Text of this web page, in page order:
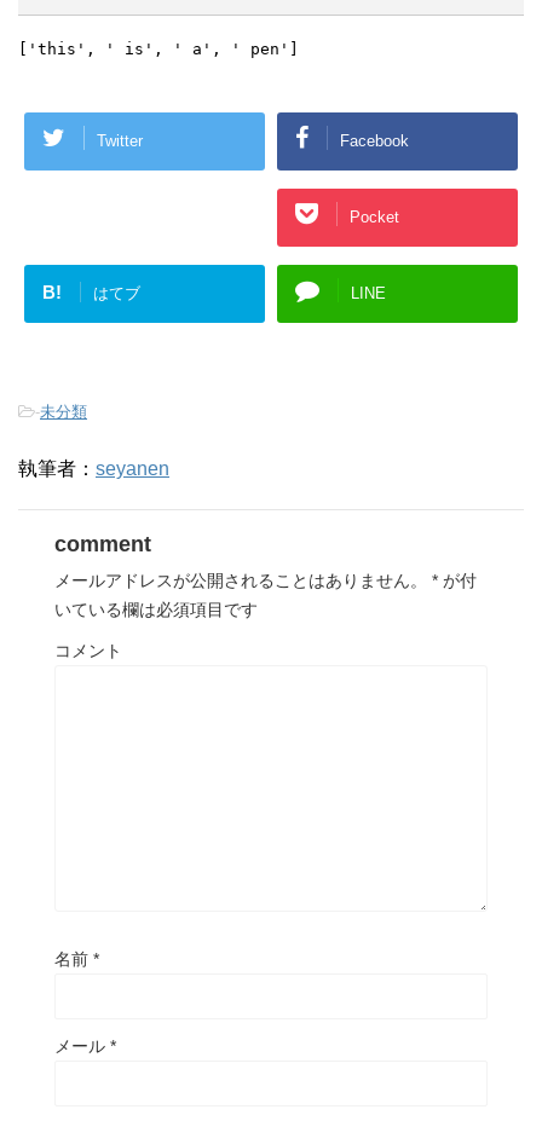
['this', ' is', ' a', ' pen']
Twitter Facebook
Pocket
B! はてブ LINE
-未分類
執筆者： seyanen
comment
メールアドレスが公開されることはありません。 * が付
いている欄は必須項目です
コメント
名前 *
メール *